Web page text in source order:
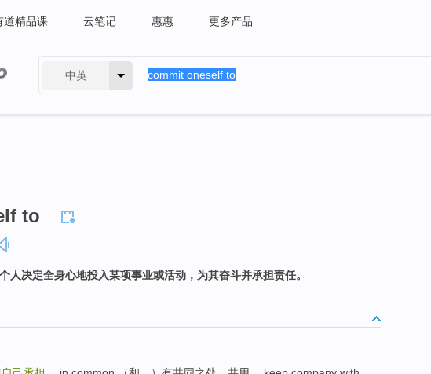
道精品课 云笔记 惠惠 更多产品
中英
to
人决定全身心地投入某项事业或活动，为其奋斗并承担责任。